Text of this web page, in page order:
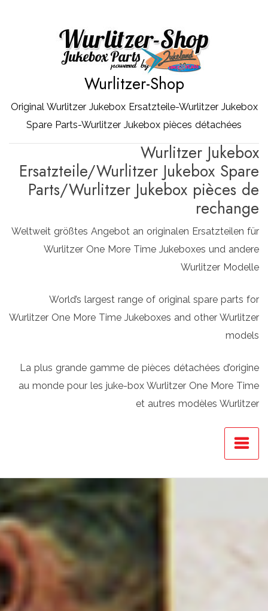
Wurlitzer-Shop
Original Wurlitzer Jukebox Ersatzteile-Wurlitzer Jukebox
Spare Parts-Wurlitzer Jukebox pièces détachées
Wurlitzer Jukebox
Ersatzteile/Wurlitzer Jukebox Spare
Parts/Wurlitzer Jukebox pièces de
rechange
Weltweit größtes Angebot an originalen Ersatzteilen für
Wurlitzer One More Time Jukeboxes und andere
Wurlitzer Modelle
World’s largest range of original spare parts for
Wurlitzer One More Time Jukeboxes and other Wurlitzer
models
La plus grande gamme de pièces détachées d’origine
au monde pour les juke-box Wurlitzer One More Time
et autres modèles Wurlitzer